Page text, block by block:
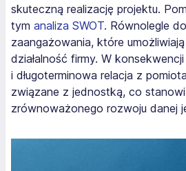
skuteczną realizację projektu.
tym analiza SWOT. Równolegle
zaangażowania, które
działalność firmy. W
i długoterminowa relacja z
związane z jednostką, co
zrównoważonego rozwoju danej